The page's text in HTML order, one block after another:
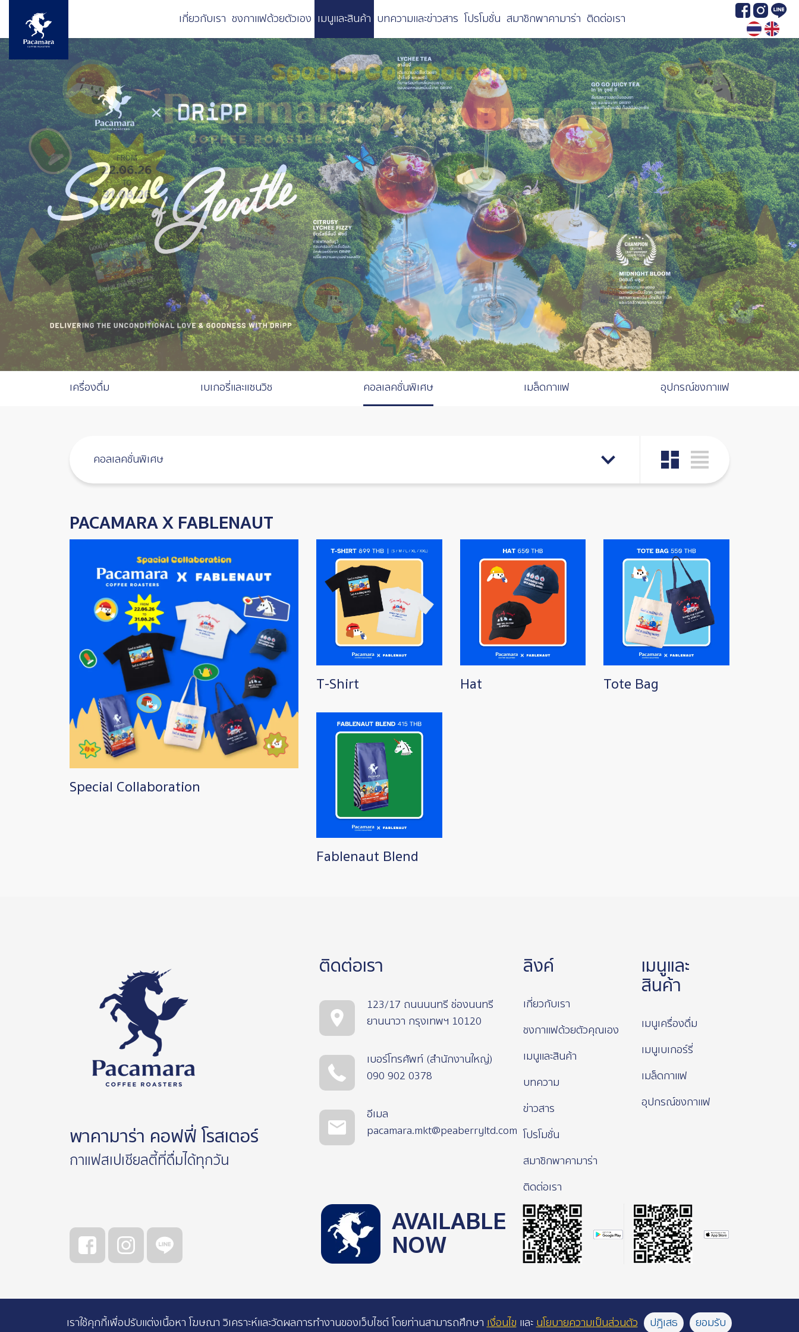
ข้ามไปยังเนื้อหาหลัก
เกี่ยวกับเรา ชงกาแฟด้วยตัวเอง เมนูและสินค้า บทความและข่าวสาร โปรโมชั่น สมาชิกพาคามาร่า ติดต่อเรา
ImageImageImage
Image
Image
Image
Image
Catalog Menu
เครื่องดื่ม เบเกอรี่และแซนวิช คอลเลคชั่นพิเศษ เมล็ดกาแฟ อุปกรณ์ชงกาแฟ
คอลเลคชั่นพิเศษ
PACAMARA X FABLENAUT
Special Collaboration
Image
T-Shirt Hat Tote Bag
Image
Fablenaut Blend
พาคามาร่า คอฟฟี่ โรสเตอร์
กาแฟสเปเชียลตี้ที่ดื่มได้ทุกวัน
ติดต่อเรา
123/17 ถนนนนทรี ช่องนนทรี
ยานนาวา กรุงเทพฯ 10120
เบอร์โทรศัพท์ (สำนักงานใหญ่)
090 902 0378
อีเมล
pacamara.mkt@peaberryltd.com
ลิงค์
เกี่ยวกับเรา
ชงกาแฟด้วยตัวคุณเอง
เมนูและสินค้า
บทความ
ข่าวสาร
โปรโมชั่น
สมาชิกพาคามาร่า
ติดต่อเรา
เมนูและ
สินค้า
เมนูเครื่องดื่ม
เมนูเบเกอร์รี่
เมล็ดกาแฟ
อุปกรณ์ชงกาแฟ
AVAILABLE
NOW
เราใช้คุกกี้เพื่อปรับแต่งเนื้อหา โฆษณา วิเคราะห์และวัดผลการทำงานของเว็บไซต์ โดยท่านสามารถศึกษาเงื่อนไขและนโยบายความเป็นส่วนตัว ปฎิเสธ ยอมรับ